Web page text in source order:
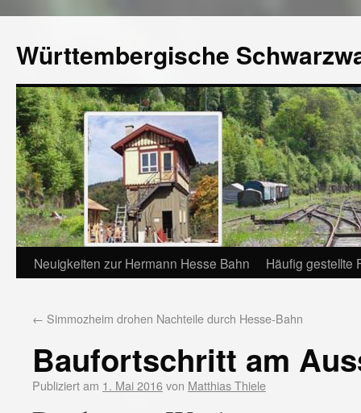
Württembergische
Neuigkeiten zur Hermann Hesse Bahn Häufig gestellte
← Simmozheim drohen Nachteile durch Hesse-Bahn
Baufortschritt am
Publiziert am 1. Mai 2016von Matthias Thiele